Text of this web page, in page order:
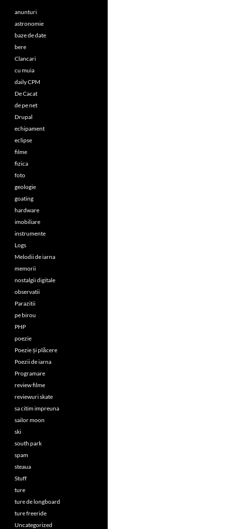
anunturi
astronomie
baze de date
bere
Clancari
cu muia
daily CPM
De Cacat
de pe net
Drupal
echipament
eclipse
filme
fizica
foto
geologie
goating
hardware
imobiliare
instrumente
Logs
Melodii de iarna
memorii
nostalgii digitale
observatii
Parazitii
pe birou
PHP
poezie
Poezie și plăcere
Poezii de iarna
Programare
review filme
reviewuri skate
sa citim impreuna
sailor moon
ski
south park
spam
steaua
Stuff
ture
ture de longboard
ture freeride
Uncategorized